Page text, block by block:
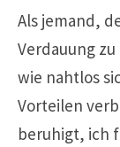
Als jemand,
Verdauung
wie nahtlos
Vorteilen
beruhigt, ich